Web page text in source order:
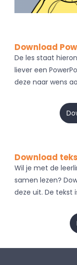
Download
De les staat
liever een
deze naar wens
Download
Wil je met de
samen lezen?
deze uit. De tekst